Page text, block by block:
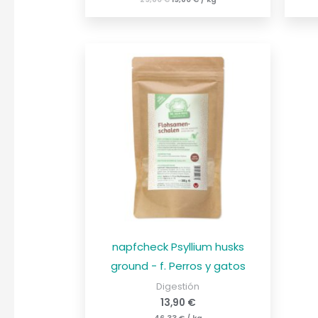
napfcheck Psyllium husks
ground - f. Perros y gatos
Digestión
13,90 €